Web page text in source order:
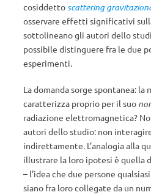
cosiddettoscattering
osservare effetti significativi
sottolineano gli autori dello
possibile distinguere fra le due
esperimenti.
La domanda sorge spontanea: la
caratterizza proprio per il suo
radiazione elettromagnetica?
autori dello studio: non
indirettamente. L’analogia alla
illustrare la loro ipotesi è quella
– l’idea che due persone
siano fra loro collegate da un